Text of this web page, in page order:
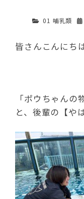
01 哺乳類
皆さんこんにち
「ポウちゃんの
と、後輩の【や